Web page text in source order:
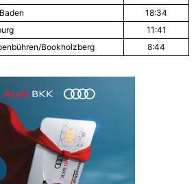
18:34
11:41
Bookholzberg 8:44